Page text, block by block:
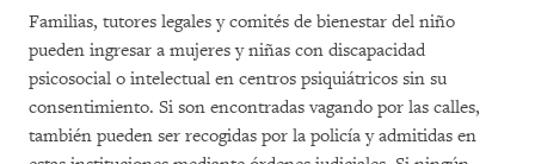
Familias, tutores legales y comités de bienestar del niño
pueden ingresar a mujeres y niñas con discapacidad
psicosocial o intelectual en centros psiquiátricos sin su
consentimiento. Si son encontradas vagando por las calles,
también pueden ser recogidas por la policía y admitidas en